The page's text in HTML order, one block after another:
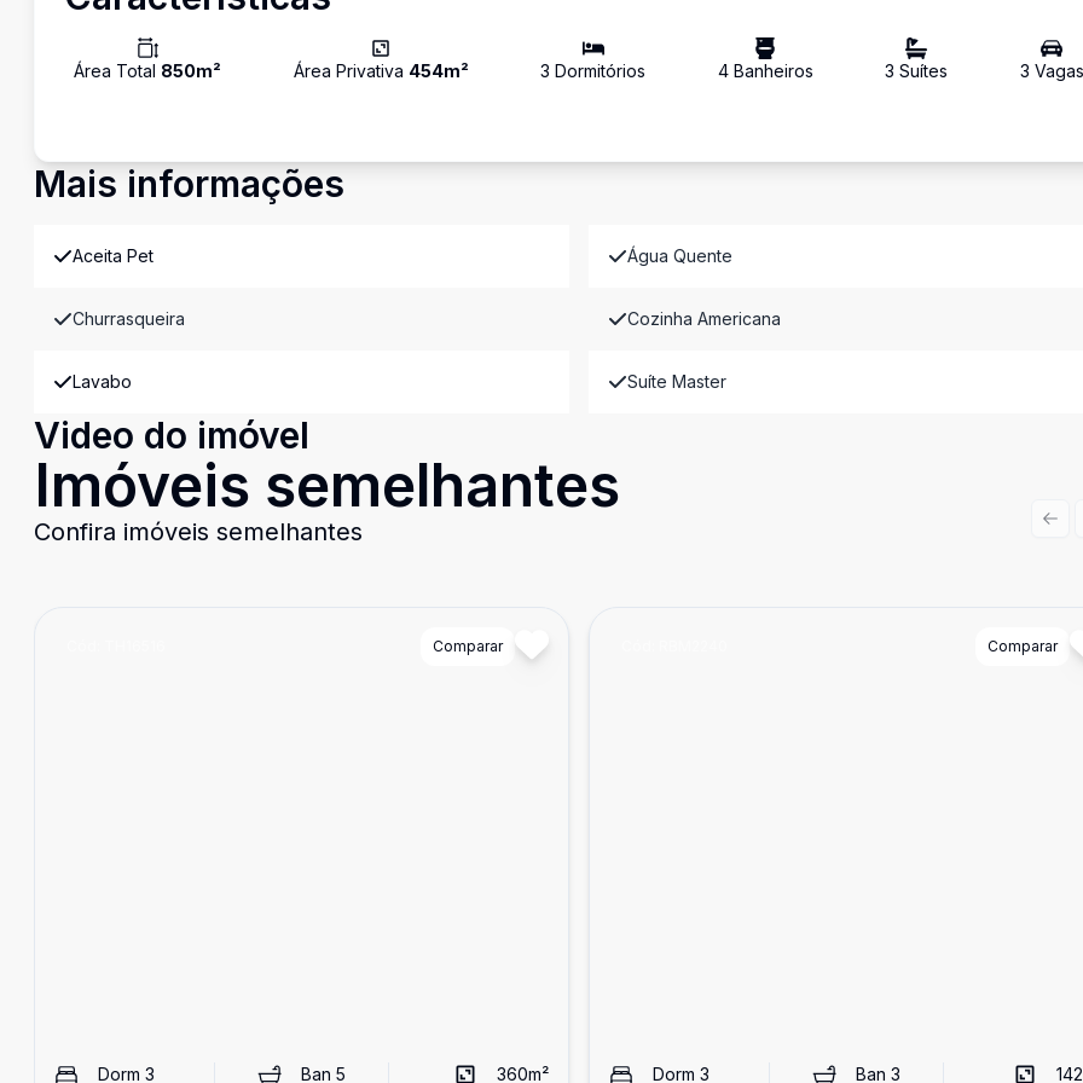
Área Total 850m² Área Privativa 454m² 3 Dormitórios 4Banheiros 3 Suítes 3 Vagas
Mais informações
Aceita Pet Água Quente
Churrasqueira Cozinha Americana
Lavabo Suíte Master
Video do imóvel
Imóveis semelhantes
Confira imóveis semelhantes
Comparar
Dorm 3 Ban5 360m²
Comparar
Dorm 3 Ban 3 142